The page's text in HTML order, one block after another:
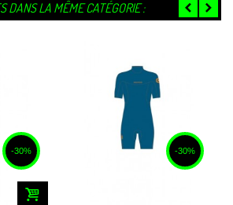
DANS LA MÊME CATÉGORIE :
-30% -30%